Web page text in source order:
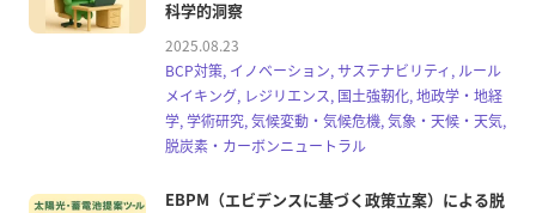
科学的洞察
2025.08.23
BCP対策, イノベーション, サステナビリティ, ルール
メイキング, レジリエンス, 国土強靭化, 地政学・地経
学, 学術研究, 気候変動・気候危機, 気象・天候・天気,
脱炭素・カーボンニュートラル
EBPM（エビデンスに基づく政策立案）による脱